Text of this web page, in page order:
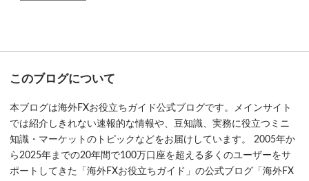
このブログについて
本ブログは海外FXお役立ちガイド公式ブログです。メインサイト
では紹介しきれない速報的な情報や、豆知識、実務に役立つミニ
知識・マーケットのトピックなどをお届けしています。 2005年か
ら2025年までの20年間で100万口座を超える多くのユーザーをサ
ポートしてきた「海外FXお役立ちガイド」の公式ブログ「海外FX